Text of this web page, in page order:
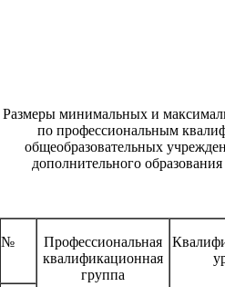
Размеры минимальных и
по профессиональным
общеобразовательных
дополнительного
№
Профессиональная
квалификационная
группа